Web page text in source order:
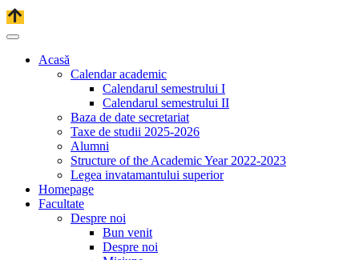
Acasă
Calendar academic
Calendarul semestrului I
Calendarul semestrului II
Baza de date secretariat
Taxe de studii 2025-2026
Alumni
Structure of the Academic Year 2022-2023
Legea invatamantului superior
Homepage
Facultate
Despre noi
Bun venit
Despre noi